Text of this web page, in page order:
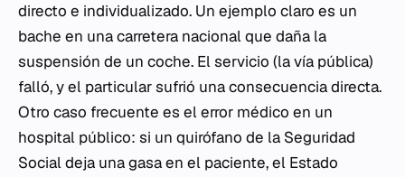
directo e individualizado. Un ejemplo claro es un
bache en una carretera nacional que daña la
suspensión de un coche. El servicio (la vía pública)
falló, y el particular sufrió una consecuencia directa.
Otro caso frecuente es el error médico en un
hospital público: si un quirófano de la Seguridad
Social deja una gasa en el paciente, el Estado